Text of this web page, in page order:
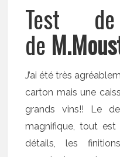
Test de
de
J’ai été très
carton mais une
grands vins!! Le
magnifique, tout est
détails, les